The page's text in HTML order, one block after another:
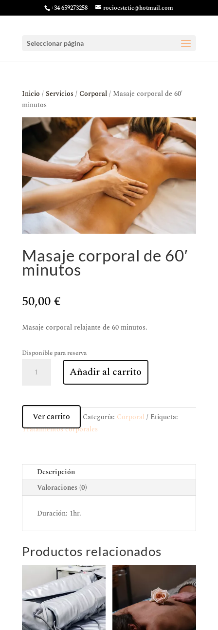
+34 659273258 rocioestetic@hotmail.com
Seleccionar página
Inicio /Servicios/ Corporal/ Masaje corporal de 60′
minutos
Masaje corporal de 60′
minutos
50,00€
Masaje corporal relajante de 60 minutos.
Disponible para reserva
corporal
minutos
cantidad
Añadir al carrito
Ver carrito Categoría: Corporal
Etiqueta:
Tratamientos corporales
Descripción
Valoraciones (0)
Duración: 1hr.
Productos relacionados